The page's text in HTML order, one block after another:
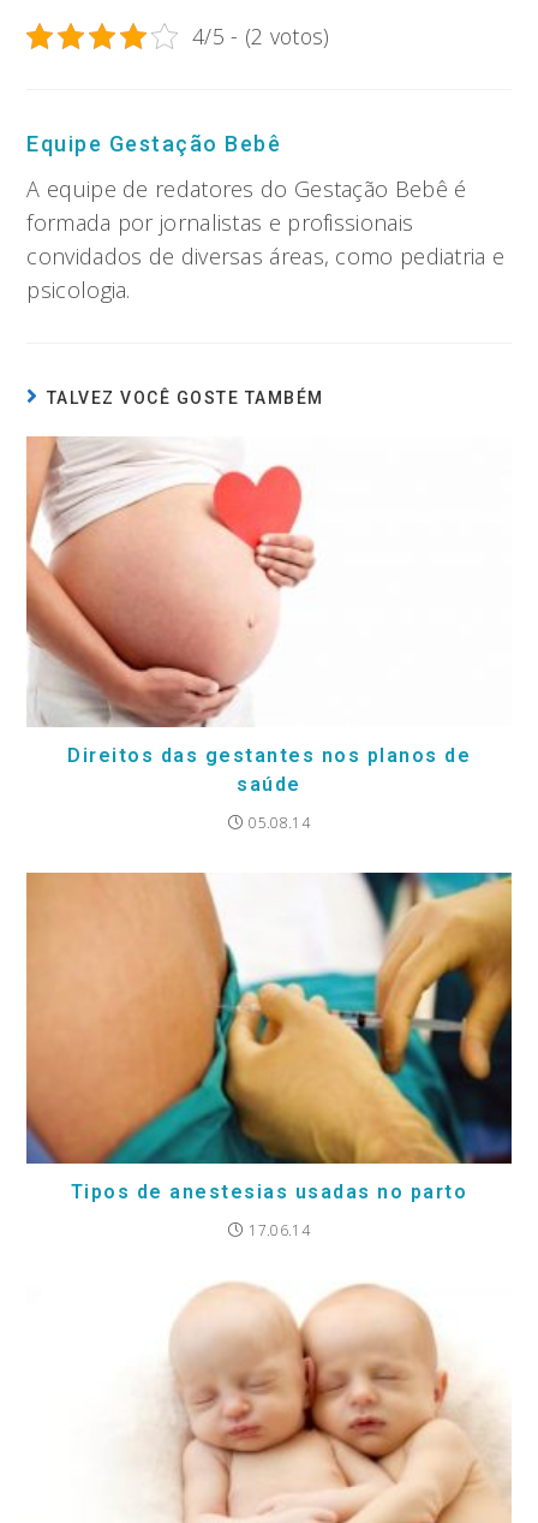
4/5 - (2 votos)
Equipe Gestação Bebê
A equipe de redatores do Gestação Bebê é
formada por jornalistas e profissionais
convidados de diversas áreas, como pediatria e
psicologia.
TALVEZ VOCÊ GOSTE TAMBÉM
Direitos das gestantes nos planos de
saúde
05.08.14
Tipos de anestesias usadas no parto
17.06.14